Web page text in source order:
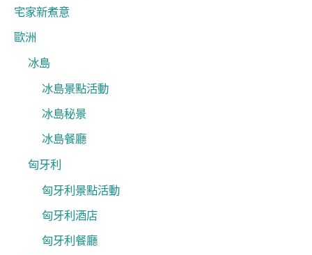
宅家新煮意
歐洲
冰島
冰島景點活動
冰島秘景
冰島餐廳
匈牙利
匈牙利景點活動
匈牙利酒店
匈牙利餐廳